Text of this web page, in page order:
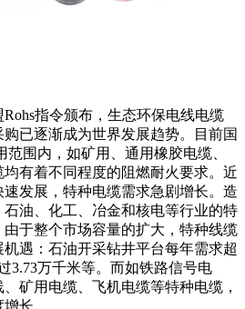
指令颁布，生态环保电线电缆
已逐渐成为世界发展趋势。目前国
围内，如矿用、通用橡胶电缆、
有着不同程度的阻燃耐火要求。近
发展，特种电缆需求急剧增长。造
油、化工、冶金和核电等行业的特
于整个市场容量的扩大，特种线缆
遇：石油开采钻井平台每年需求超
3.73万千米等。而如铁路信号电
矿用电缆、飞机电缆等特种电缆，
长。